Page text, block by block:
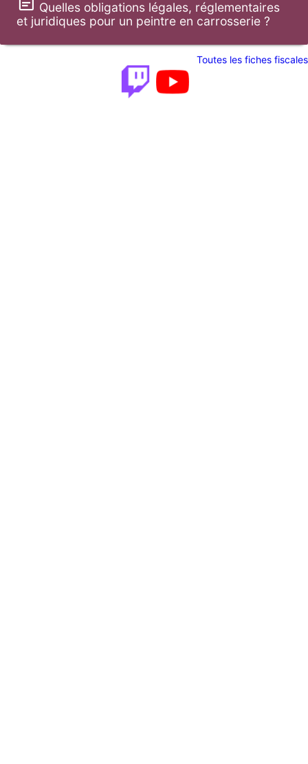
Quelles obligations légales, réglementaires
et juridiques pour un peintre en carrosserie ?
Toutes les fiches fiscales